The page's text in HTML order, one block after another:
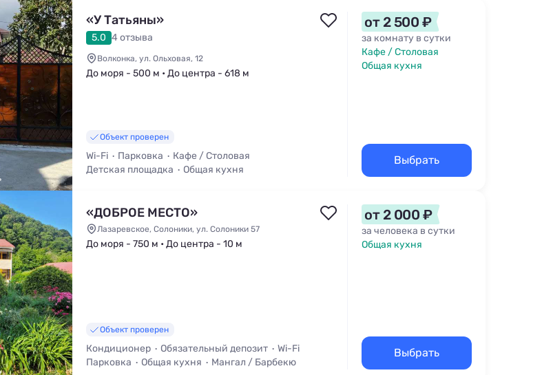
«У Татьяны»
5.0 4 отзыва
Волконка, ул. Ольховая, 12
До моря - 500 м • До центра - 618 м
Объект проверен
Wi-Fi Парковка
Кафе / Столовая
Детская площадка
Общая кухня
от 2 500 ₽
за комнату в сутки
Кафе / Столовая
Общая кухня
Выбрать
«ДОБРОЕ МЕСТО»
Лазаревское, Солоники, ул. Солоники 57
До моря - 750 м • До центра - 10 м
Объект проверен
Кондиционер Обязательный депозит
Wi-Fi
Парковка
Общая кухня
Мангал / Барбекю
от 2 000 ₽
за человека в сутки
Общая кухня
Выбрать